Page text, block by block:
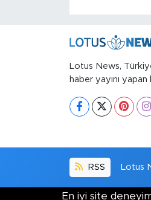
Lotus News,
haber yayını
RSS Lotus
En iyi site